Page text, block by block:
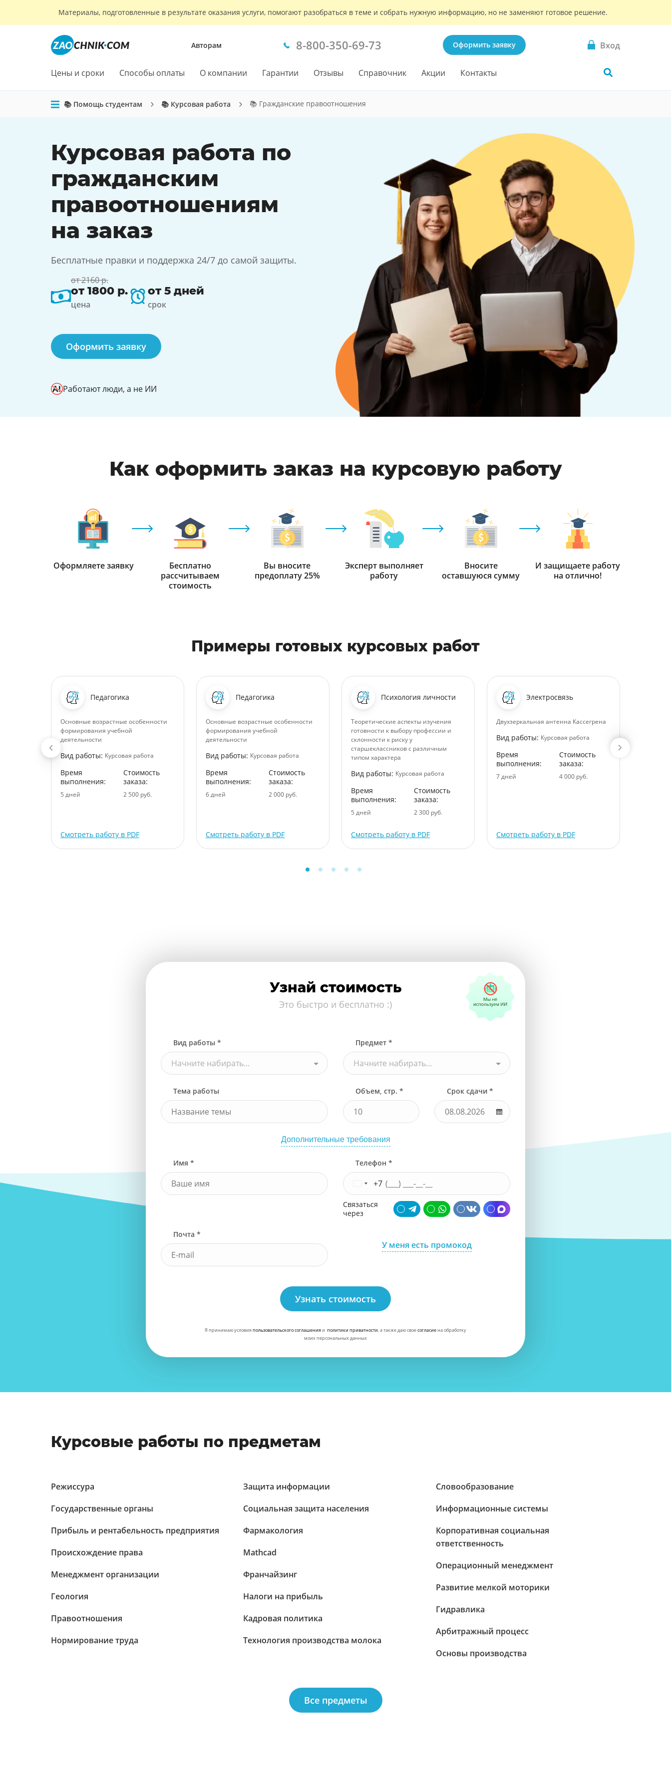
Материалы, подготовленные в результате оказания услуги, помогают разобраться в теме и собрать нужную информацию, но не заменяют готовое решение.
Авторам 8-800-350-69-73 Оформить заявку Вход
Цены и сроки Способы оплаты О компании Гарантии Отзывы Справочник Акции Контакты
📚 Помощь студентам 📚 Курсовая работа 📚 Гражданские правоотношения
Курсовая работа по
гражданским
правоотношениям
на заказ
Бесплатные правки и поддержка 24/7 до самой защиты.
от 2160 р.
от 1800 р.
цена
от 5 дней
срок
Оформить заявку
Работают люди, а не ИИ
Как оформить заказ на курсовую работу
Оформляете заявку
Бесплатно
рассчитываем
стоимость
Вы вносите
предоплату 25%
Эксперт выполняет
работу
Вносите
оставшуюся сумму
И защищаете работу
на отлично!
Примеры готовых курсовых работ
Педагогика
Основные возрастные особенности
формирования учебной
деятельности
Вид работы: Курсовая работа
Время
выполнения:
5 дней
Стоимость
заказа:
2 500 руб.
Смотреть работу в PDF
Педагогика
Основные возрастные особенности
формирования учебной
деятельности
Вид работы: Курсовая работа
Время
выполнения:
6 дней
Стоимость
заказа:
2 000 руб.
Смотреть работу в PDF
Психология личности
Теоретические аспекты изучения
готовности к выбору профессии и
склонности к риску у
старшеклассников с различным
типом характера
Вид работы: Курсовая работа
Время
выполнения:
5 дней
Стоимость
заказа:
2 300 руб.
Смотреть работу в PDF
Электросвязь
Двухзеркальная антенна Кассегрена
Вид работы: Курсовая работа
Время
выполнения:
7 дней
Стоимость
заказа:
4 000 руб.
Смотреть работу в PDF
Узнай стоимость
Это быстро и бесплатно :)
Вид работы *
Начните набирать...
Предмет *
Начните набирать...
Тема работы Объем, стр. * Срок сдачи *
Дополнительные требования
Имя * Телефон *
+7
Связаться
через
Почта *
У меня есть промокод
Узнать стоимость
Я принимаю условияпользовательского соглашенияи политики приватности, а также даю своесогласиена обработку
моих персональных данных
Курсовые работы по предметам
Режиссура
Государственные органы
Прибыль и рентабельность предприятия
Происхождение права
Менеджмент организации
Геология
Правоотношения
Нормирование труда
Защита информации
Социальная защита населения
Фармакология
Mathcad
Франчайзинг
Налоги на прибыль
Кадровая политика
Технология производства молока
Словообразование
Информационные системы
Корпоративная социальная
ответственность
Операционный менеджмент
Развитие мелкой моторики
Гидравлика
Арбитражный процесс
Основы производства
Все предметы